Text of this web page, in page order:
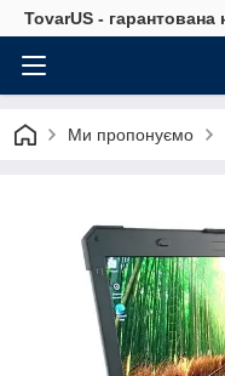
TovarUS - гарантована
Ми пропонуємо